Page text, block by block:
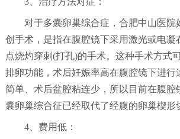
对于多囊卵巢综合症，合肥中山医院
创手术，是指在腹腔镜下采用激光或电凝
点烧灼穿刺(打孔)的手术。这种手术方式
排卵功能，术后妊娠率高在腹腔镜下进行
简单、术后盆腔粘连少，所以目前在腹腔
囊卵巢综合征已经取代了经腹的卵巢楔形
4、费用低：